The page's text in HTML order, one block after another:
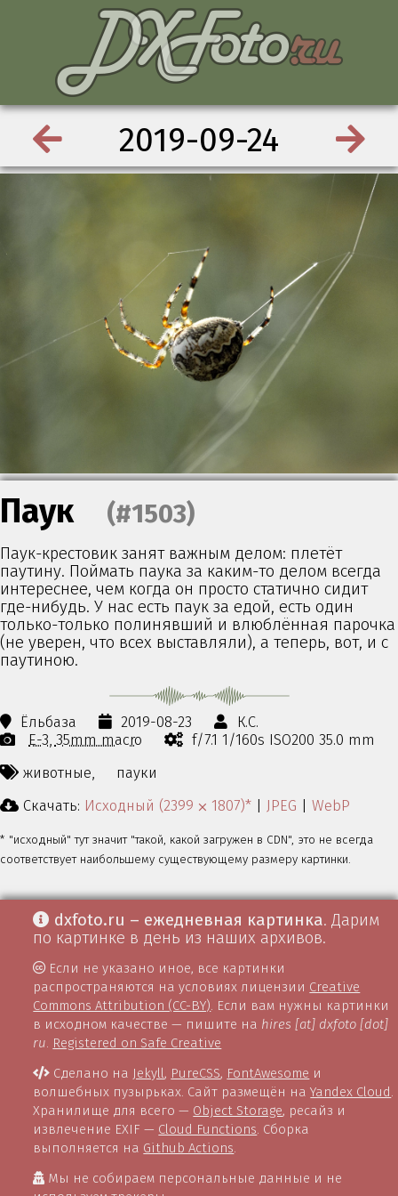
2019-09-24
Паук (#1503)
Паук-крестовик занят важным делом: плетёт
паутину. Поймать паука за каким-то делом всегда
интереснее, чем когда он просто статично сидит
где-нибудь. У нас есть паук за едой, есть один
только-только полинявший и влюблённая парочка
(не уверен, что всех выставляли), а теперь, вот, и с
паутиною.
Ёльбаза 2019-08-23
К.С.
E-3 35mm macro
f/7.1 1/160s ISO200 35.0 mm
животные,
пауки
Скачать: Исходный (2399 ⨉ 1807)* JPEG WebP
* "исходный" тут значит "такой, какой загружен в CDN", это не всегда
соответствует наибольшему существующему размеру картинки.
dxfoto.ru – ежедневная картинка. Дарим
по картинке в день из наших архивов.
Если не указано иное, все картинки
распространяются на условиях лицензии Creative
Commons Attribution (CC-BY). Если вам нужны картинки
в исходном качестве — пишите на hires [at] dxfoto [dot]
ru. Registered on Safe Creative
Сделано на Jekyll, PureCSS, FontAwesome и
волшебных пузырьках. Сайт размещён наYandex Cloud.
Хранилище для всего — Object Storage, ресайз и
извлечение EXIF — Cloud Functions. Сборка
выполняется на Github Actions.
Мы не собираем персональные данные и не